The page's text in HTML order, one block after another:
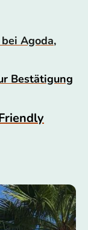
Agoda,
Bestätigung